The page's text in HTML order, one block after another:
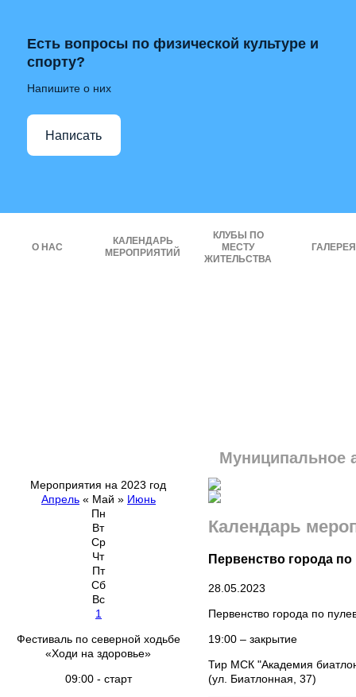
Есть вопросы по физической культуре и
спорту?
Напишите о них
Написать
О НАС
КАЛЕНДАРЬ
МЕРОПРИЯТИЙ
КЛУБЫ ПО
МЕСТУ
ЖИТЕЛЬСТВА
ГАЛЕРЕЯ
Муниципальное
Мероприятия на 2023 год
Апрель « Май » Июнь
Пн
Вт
Ср
Чт
Пт
Сб
Вс
1
Фестиваль по северной ходьбе
«Ходи на здоровье»
09:00 - старт
Календарь
Первенство города
28.05.2023
Первенство города по
19:00 – закрытие
Тир МСК "Академия
(ул. Биатлонная, 37)